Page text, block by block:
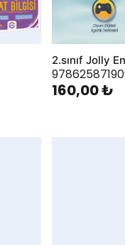
2.sınıf Jolly
160,00 ₺